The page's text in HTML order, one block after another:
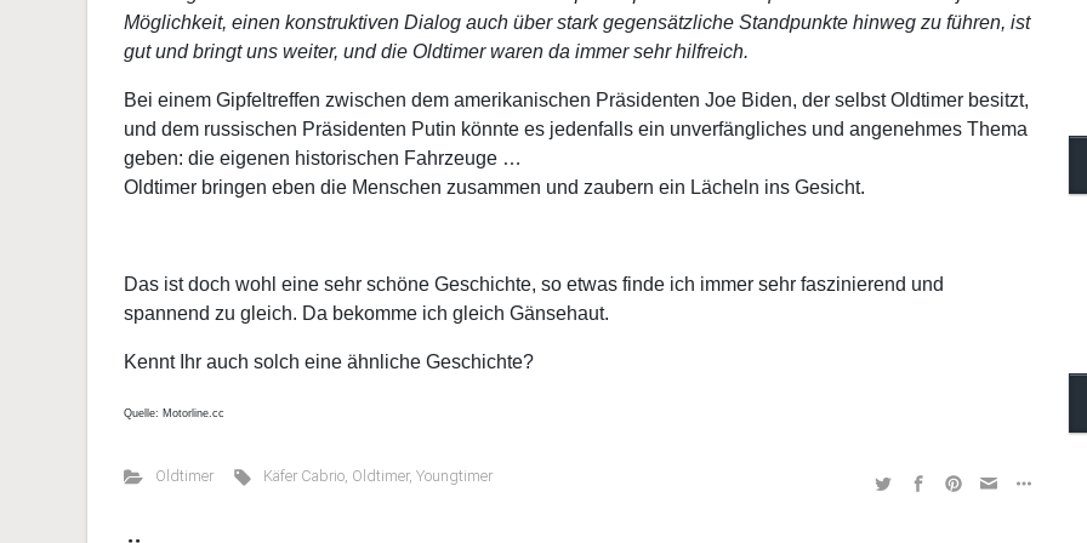
Möglichkeit, einen konstruktiven Dialog auch über stark gegensätzliche Standpunkte hinweg zu führen, ist
gut und bringt uns weiter, und die Oldtimer waren da immer sehr hilfreich.
Bei einem Gipfeltreffen zwischen dem amerikanischen Präsidenten Joe Biden, der selbst Oldtimer besitzt,
und dem russischen Präsidenten Putin könnte es jedenfalls ein unverfängliches und angenehmes Thema
geben: die eigenen historischen Fahrzeuge …
Oldtimer bringen eben die Menschen zusammen und zaubern ein Lächeln ins Gesicht.
Das ist doch wohl eine sehr schöne Geschichte, so etwas finde ich immer sehr faszinierend und
spannend zu gleich. Da bekomme ich gleich Gänsehaut.
Kennt Ihr auch solch eine ähnliche Geschichte?
Quelle: Motorline.cc
Oldtimer Käfer Cabrio, Oldtimer,Youngtimer